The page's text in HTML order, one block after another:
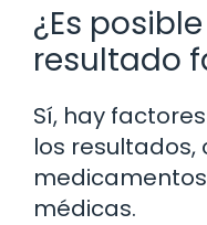
¿Es
resultado
Sí, hay
los resultados,
médicas.